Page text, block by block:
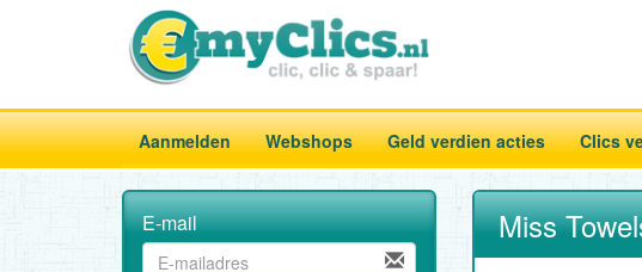
Aanmelden Webshops Geld verdien acties Clics
Miss
E-mail